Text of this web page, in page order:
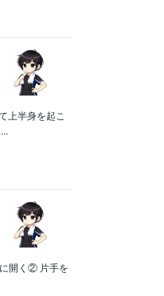
上半身を起こ
開く② 片手を